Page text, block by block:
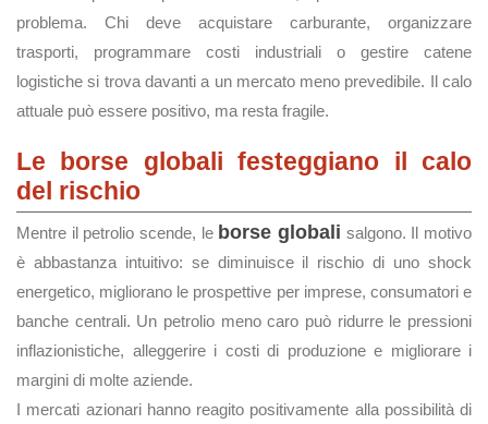
problema. Chi deve acquistare carburante, organizzare
trasporti, programmare costi industriali o gestire catene
logistiche si trova davanti a un mercato meno prevedibile. Il calo
attuale può essere positivo, ma resta fragile.
Le borse globali festeggiano il calo
del rischio
Mentre il petrolio scende, le borse globali salgono. Il motivo
è abbastanza intuitivo: se diminuisce il rischio di uno shock
energetico, migliorano le prospettive per imprese, consumatori e
banche centrali. Un petrolio meno caro può ridurre le pressioni
inflazionistiche, alleggerire i costi di produzione e migliorare i
margini di molte aziende.
I mercati azionari hanno reagito positivamente alla possibilità di